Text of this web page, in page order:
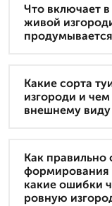
Что включает в
живой
Какие сорта
изгороди и
внешнему виду
Как правильно
формирования
какие ошибки
ровную